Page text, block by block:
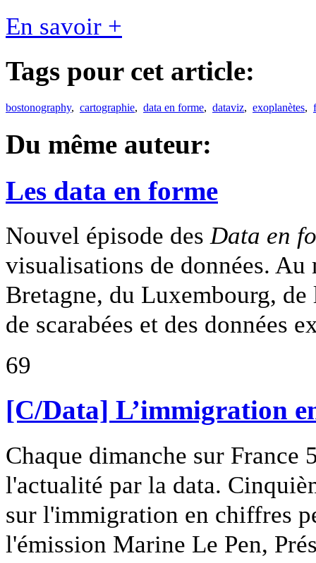
En savoir +
Tags pour cet article:
bostonography, cartographie, data en forme, dataviz, exoplanètes,
Du même auteur:
Les data en forme
Nouvel épisode desData en
visualisations de données. Au
Bretagne, du Luxembourg,
de scarabées et des données
69
[C/Data] L’immigration
Chaque dimanche sur
l'actualité par la data.
sur l'immigration en chiffres
l'émission Marine Le Pen,